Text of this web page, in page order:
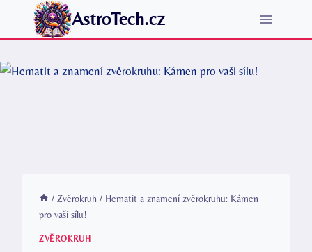
Přeskočit
AstroTech.cz
/ Zvěrokruh / Hematit a znamení zvěrokruhu: Kámen
pro vaši sílu!
ZVĚROKRUH